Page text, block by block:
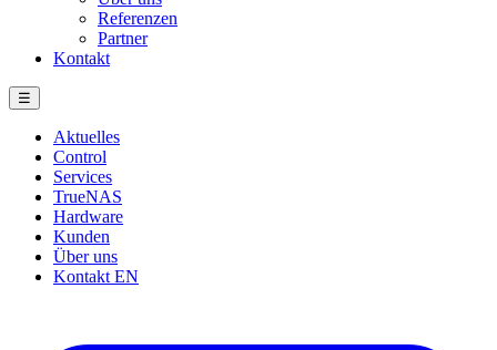
Referenzen
Partner
Kontakt
☰
Aktuelles
Control
Services
TrueNAS
Hardware
Kunden
Über uns
Kontakt EN